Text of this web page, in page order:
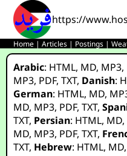
https://
Home |Articles | Postings |
Arabic: HTML, MD, MP3,
MP3, PDF,TXT, Danish:
German: HTML, MD,
MD, MP3, PDF,TXT,
TXT, Persian: HTML, MD,
MD, MP3, PDF,TXT,
TXT, Hebrew: HTML, MD,